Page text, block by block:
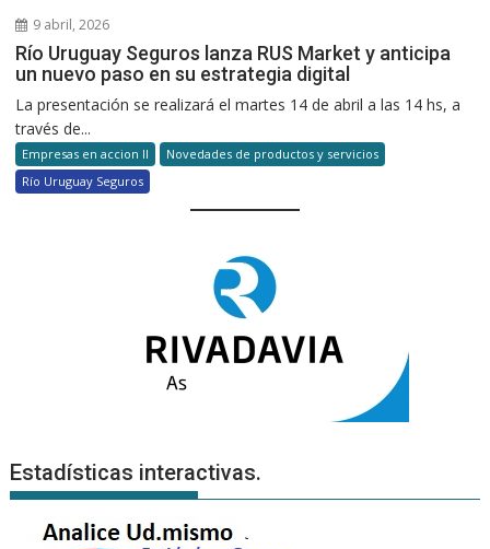
9 abril, 2026
Río Uruguay Seguros lanza RUS Market y anticipa
un nuevo paso en su estrategia digital
La presentación se realizará el martes 14 de abril a las 14 hs, a
través de...
Empresas en accion II
Novedades de productos y servicios
Río Uruguay Seguros
Estadísticas interactivas.